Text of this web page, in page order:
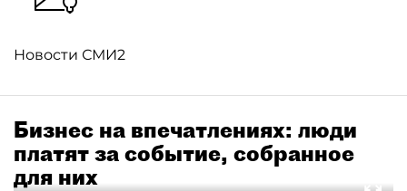
Новости СМИ2
Бизнес на впечатлениях: люди
платят за событие, собранное
для них